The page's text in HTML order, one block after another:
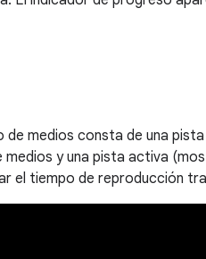
de medios consta de una
y una pista activa
el tiempo de reproducción